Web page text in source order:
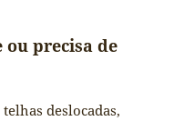
ou precisa de
deslocadas,